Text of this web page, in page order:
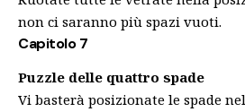
non ci saranno più spazi vuoti.
Capitolo 7
Puzzle delle quattro spade
Vi basterà posizionate le spade